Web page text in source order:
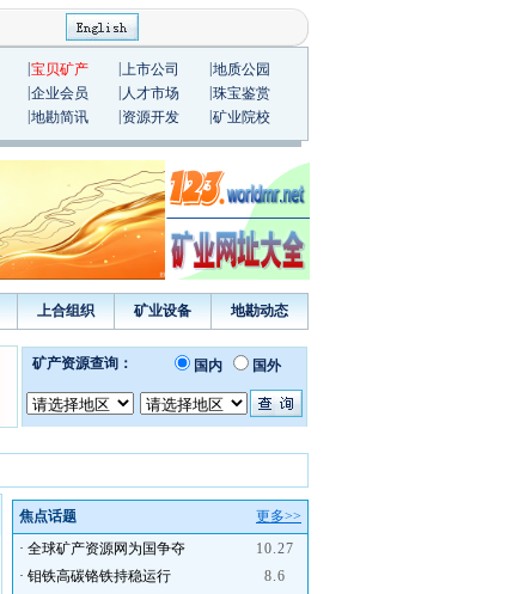
宝贝矿产 上市公司
地质公园
企业会员 人才市场
珠宝鉴赏
地勘简讯 资源开发 矿业院校
上合组织 矿业设备 地勘动态
焦点话题
更多>>
· 全球矿产资源网为国争夺
10.27
· 钼铁高碳铬铁持稳运行
8.6